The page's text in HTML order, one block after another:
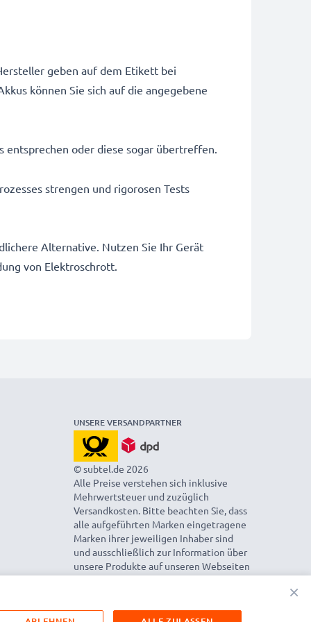
geben auf dem Etikett bei
können Sie sich auf die angegebene
entsprechen oder diese sogar übertreffen.
strengen und rigorosen Tests
Alternative. Nutzen Sie Ihr Gerät
von Elektroschrott.
UNSERE VERSANDPARTNER
© subtel.de 2026
Alle Preise verstehen sich inklusive
Mehrwertsteuer und zuzüglich
Versandkosten. Bitte beachten Sie, dass
alle aufgeführten Marken eingetragene
Marken ihrer jeweiligen Inhaber sind
und ausschließlich zur Information über
unsere Produkte auf unseren Webseiten
genannt werden.
×